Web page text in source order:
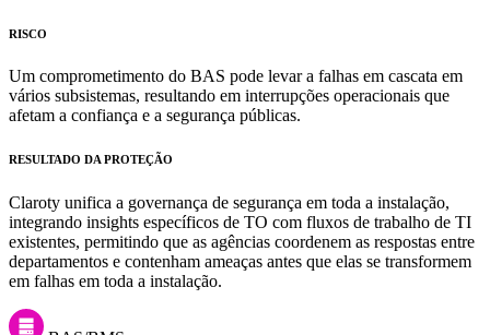
RISCO
Um comprometimento do BAS pode levar a falhas em cascata em
vários subsistemas, resultando em interrupções operacionais que
afetam a confiança e a segurança públicas.
RESULTADO DA PROTEÇÃO
Claroty unifica a governança de segurança em toda a instalação,
integrando insights específicos de TO com fluxos de trabalho de TI
existentes, permitindo que as agências coordenem as respostas entre
departamentos e contenham ameaças antes que elas se transformem
em falhas em toda a instalação.